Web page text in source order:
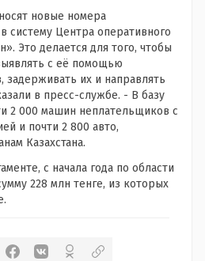
новые номера
систему Центра оперативного
Это делается для того, чтобы
с её помощью
их и направлять
в пресс-службе. - В базу
2 000 машин неплательщиков с
и почти 2 800 авто,
Казахстана.
с начала года по области
228 млн тенге, из которых